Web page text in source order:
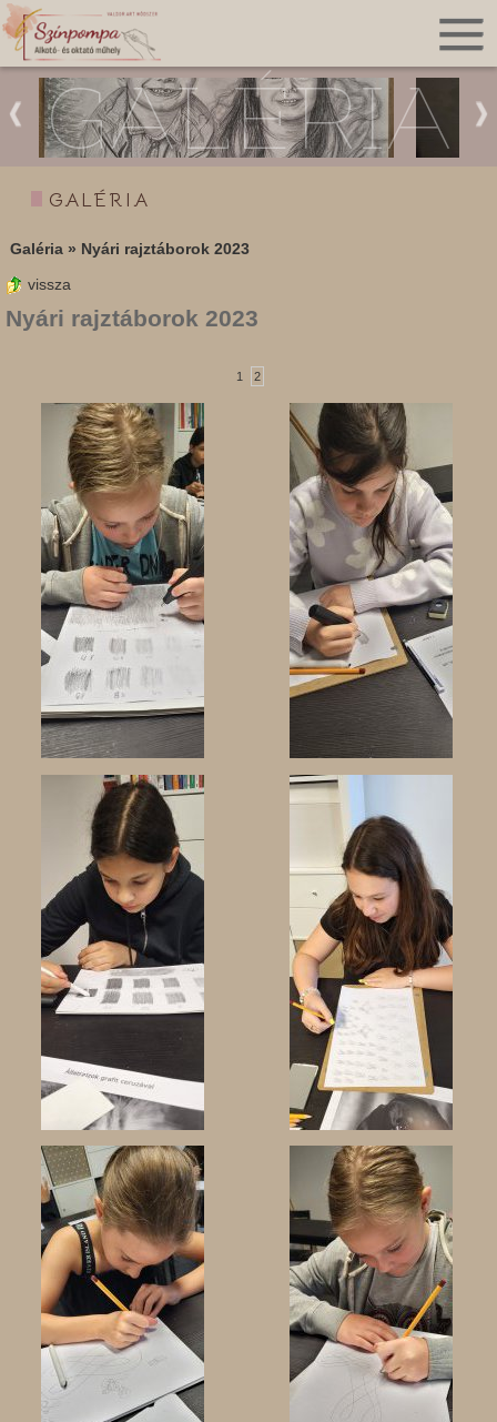
GALÉRIA
GALÉRIA
Galéria » Nyári rajztáborok 2023
vissza
Nyári rajztáborok 2023
1 2